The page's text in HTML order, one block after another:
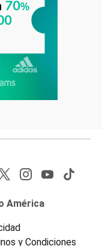
América
y Condiciones